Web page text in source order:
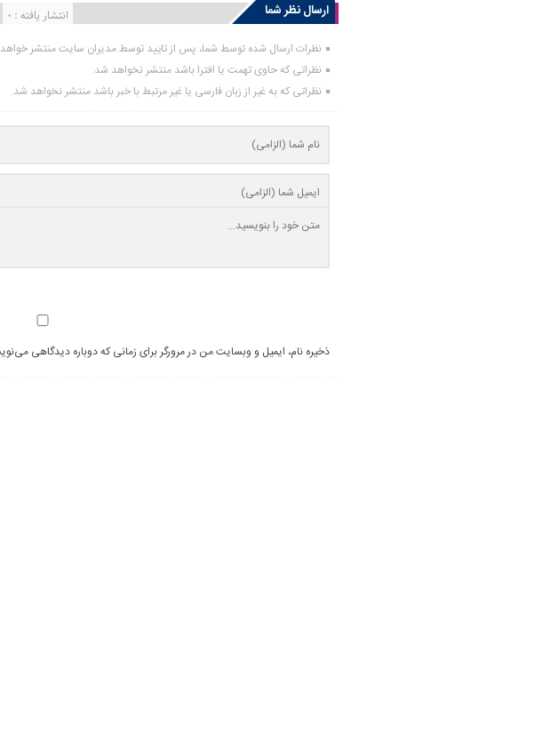
ارسال نظر شما
انتشار یافته : 0
نظرات ارسال شده توسط شما، پس از تایید توسط مدیران سایت منتشر
نظراتی که حاوی تهمت یا افترا باشد منتشر نخواهد شد.
نظراتی که به غیر از زبان فارسی یا غیر مرتبط با خبر باشد منتشر نخواهد شد.
ذخیره نام، ایمیل و وبسایت من در مرورگر برای زمانی که دوباره دیدگاهی